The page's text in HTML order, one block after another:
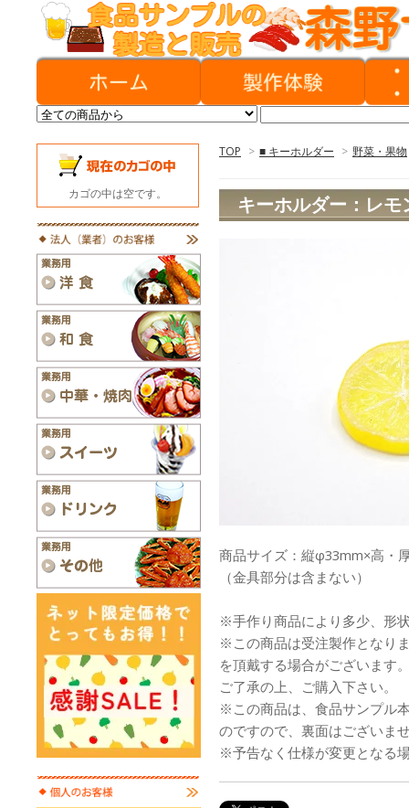
TOP > ■ キーホルダー > 野菜・果物
キーホルダー：レ
商品サイズ：縦φ33mm×高・
（金具部分は含まない）
※手作り商品により多少、形
※この商品は受注製作となり
を頂戴する場合がございます
ご了承の上、ご購入下さい。
※この商品は、食品サンプル
のですので、裏面はございま
※予告なく仕様が変更となる
カゴの中は空です。